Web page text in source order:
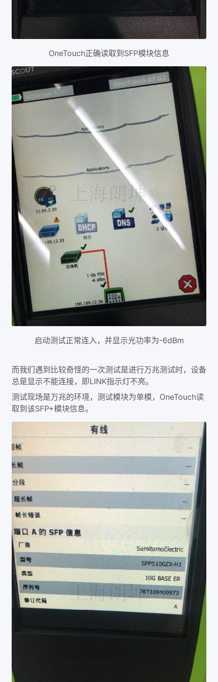
OneTouch正确读取到SFP模块信息
启动测试正常连入，并显示光功率为-6dBm
而我们遇到比较奇怪的一次测试是进行万兆测试时，设备
总是显示不能连接，即LINK指示灯不亮。
测试现场是万兆的环境，测试模块为单模，OneTouch读
取到该SFP+模块信息。